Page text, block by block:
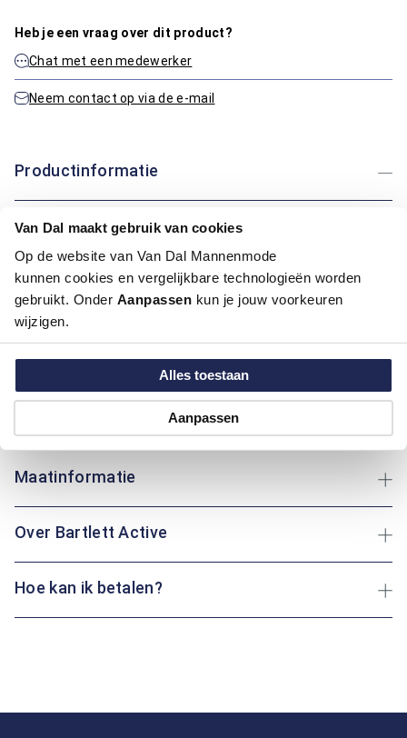
Van Dal maakt gebruik van cookies
Op de website van Van Dal Mannenmode
kunnen cookies en vergelijkbare technologieën worden
gebruikt. Onder Aanpassen kun je jouw voorkeuren
wijzigen.
Alles toestaan
Aanpassen
Heb je een vraag over dit product?
Chat met een medewerker
Neem contact op via de e-mail
Productinformatie
Materiaal:
100% Polyester
Deze broek van Bartlett Active biedt ultiem comfort met een
effen ontwerp dat veelzijdig en modern is. Het hoogwaardige
polyester materiaal zorgt voor duurzaamheid en is makkelijk
in onderhoud. Met vijf handige zakken heb je voldoende ruimte
Maatinformatie
Over Bartlett Active
Hoe kan ik betalen?